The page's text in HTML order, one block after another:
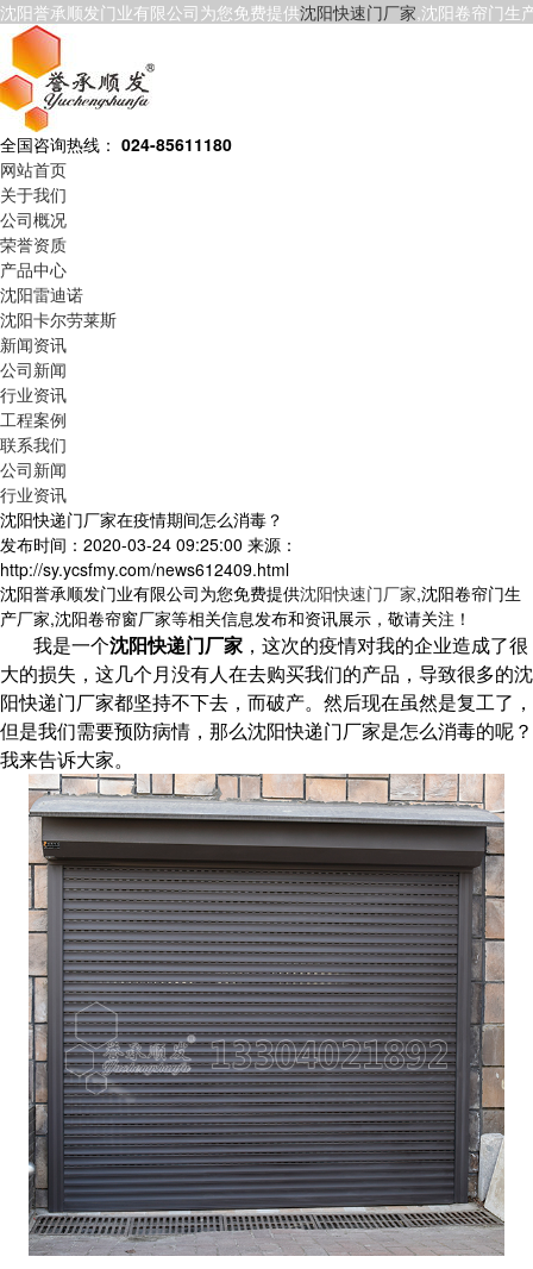
沈阳誉承顺发门业有限公司为您免费提供沈阳快速门厂家,沈阳卷帘门生
全国咨询热线： 024-85611180
网站首页
关于我们
公司概况
荣誉资质
产品中心
沈阳雷迪诺
沈阳卡尔劳莱斯
新闻资讯
公司新闻
行业资讯
工程案例
联系我们
公司新闻
行业资讯
沈阳快递门厂家在疫情期间怎么消毒？
发布时间：2020-03-24 09:25:00 来源：
http://sy.ycsfmy.com/news612409.html
沈阳誉承顺发门业有限公司为您免费提供沈阳快速门厂家,沈阳卷帘门生
产厂家,沈阳卷帘窗厂家等相关信息发布和资讯展示，敬请关注！
我是一个沈阳快递门厂家 ，这次的疫情对我的企业造成了很
大的损失，这几个月没有人在去购买我们的产品，导致很多的沈
阳快递门厂家都坚持不下去，而破产。然后现在虽然是复工了，
但是我们需要预防病情，那么沈阳快递门厂家是怎么消毒的呢？
我来告诉大家。